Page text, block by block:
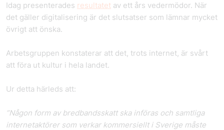
Idag presenterades resultatet av ett års vedermödor. När
det gäller digitalisering är det slutsatser som lämnar mycket
övrigt att önska.
Arbetsgruppen konstaterar att det, trots internet, är svårt
att föra ut kultur i hela landet.
Ur detta härleds att:
”Någon form av bredbandsskatt ska införas och samtliga
internetaktörer som verkar kommersiellt i Sverige måste